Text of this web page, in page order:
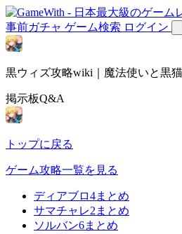
事前ガチャ ゲーム検索 ログイン
黒ウィズ攻略wiki｜魔法使いと黒
掲示板Q&A
トップに戻る
ゲーム攻略一覧を見る
ディアブロ4まとめ
サマチャレ2まとめ
ソルバン6まとめ